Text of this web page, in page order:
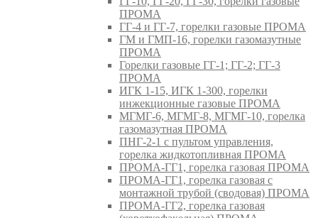
ПРОМА
ГГ-4 и ГГ-7, горелки газовые ПРОМА
ГМ и ГМП-16, горелки газомазутные
ПРОМА
Горелки газовые ГГ-1; ГГ-2; ГГ-3
ПРОМА
ИГК 1-15, ИГК 1-300, горелки
инжекционные газовые ПРОМА
МГМГ-6, МГМГ-8, МГМГ-10, горелка
газомазутная ПРОМА
ПНГ-2-1 с пультом управления,
горелка жидкотопливная ПРОМА
ПРОМА-ГГ1, горелка газовая ПРОМА
ПРОМА-ГГ1, горелка газовая с
монтажной трубой (сводовая) ПРОМА
ПРОМА-ГГ2, горелка газовая